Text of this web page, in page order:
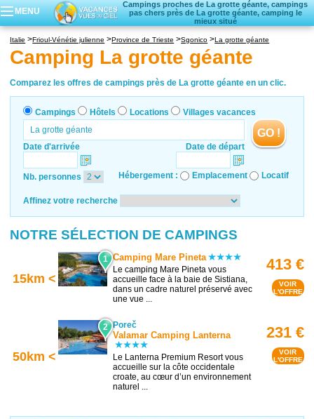
MENU
Campings proches de La grotte géante, campings
pas chers près de La grotte géante, camping le
mieux situé
Hôtels
Locations vacances
Villages vacances
Italie Frioul-Vénétie julienne Province de Trieste Sgonico La grotte géante
Camping La grotte géante
Comparez les offres de campings près de La grotte géante en un clic.
Campings Hôtels Locations Villages vacances
Date d'arrivée Date de départ
GO !
Nb. personnes Hébergement : Emplacement Locatif
Affinez votre recherche
NOTRE SÉLECTION DE CAMPINGS
15km <
1 Camping Mare Pineta
Le camping Mare Pineta vous
accueille face à la baie de Sistiana,
dans un cadre naturel préservé avec
une vue ...
413 €
VOIR
L'OFFRE
50km <
2 Poreč
Valamar Camping Lanterna
Le Lanterna Premium Resort vous
accueille sur la côte occidentale
croate, au cœur d’un environnement
naturel ...
231 €
VOIR
L'OFFRE